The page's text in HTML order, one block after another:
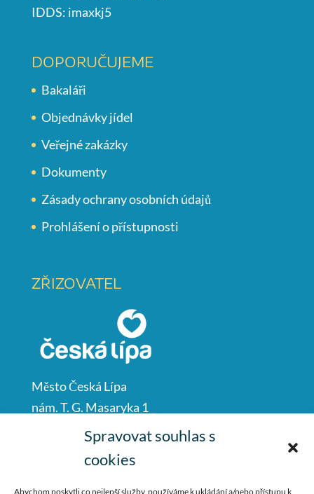
Spravovat souhlas s
cookies
Abychom poskytli co nejlepší služby, používáme k ukládání a/nebo přístupu k
IDDS: imaxkj5
DOPORUČUJEME
Bakaláři
Objednávky jídel
Veřejné zakázky
Dokumenty
Zásady ochrany osobních údajů
Prohlášení o přístupnosti
ZŘIZOVATEL
Město Česká Lípa
nám. T. G. Masaryka 1
Česká Lípa